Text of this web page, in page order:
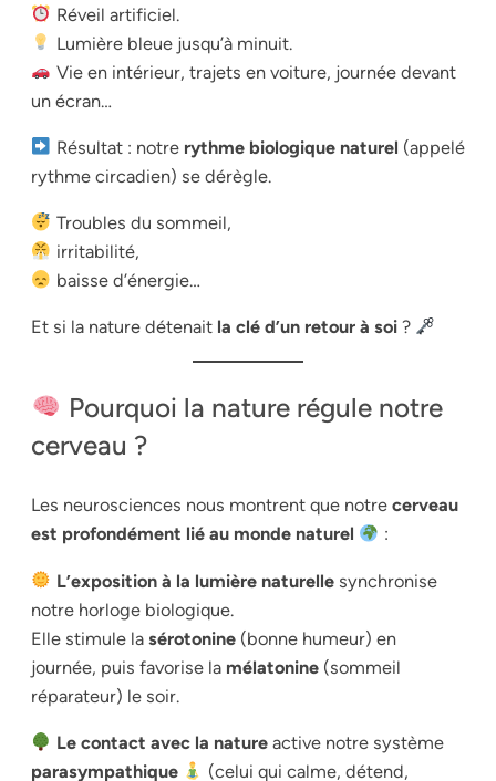
Réveil artificiel.
Lumière bleue jusqu’à minuit.
Vie en intérieur, trajets en voiture, journée devant
un écran…
Résultat : notre rythme biologique naturel (appelé
rythme circadien) se dérègle.
Troubles du sommeil,
irritabilité,
baisse d’énergie…
Et si la nature détenait la clé d’un retour à soi ?
Pourquoi la nature régule notre
cerveau ?
Les neurosciences nous montrent que notre cerveau
est profondément lié au monde naturel
:
L’exposition à la lumière naturellesynchronise
notre horloge biologique.
Elle stimule la sérotonine (bonne humeur) en
journée, puis favorise la mélatonine (sommeil
réparateur) le soir.
Le contact avec la natureactive notre système
parasympathique
(celui qui calme, détend,